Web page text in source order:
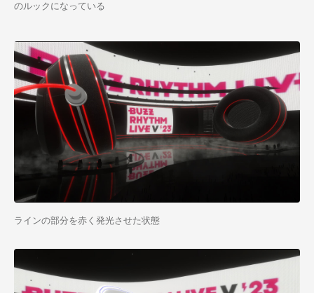
のルックになっている
ラインの部分を赤く発光させた状態